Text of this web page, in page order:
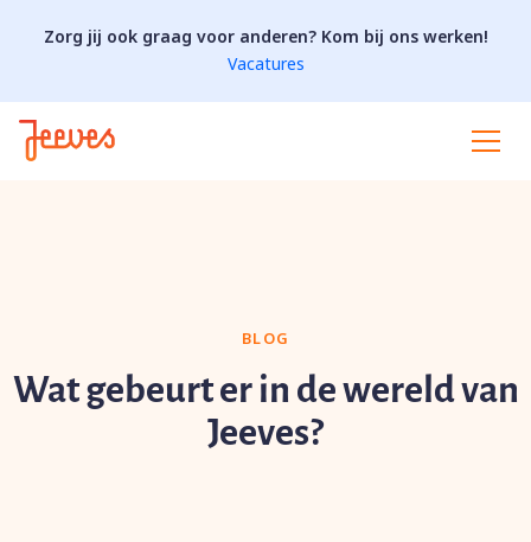
Zorg jij ook graag voor anderen? Kom bij ons werken!
Vacatures
BLOG
Wat gebeurt er in de wereld van
Jeeves?